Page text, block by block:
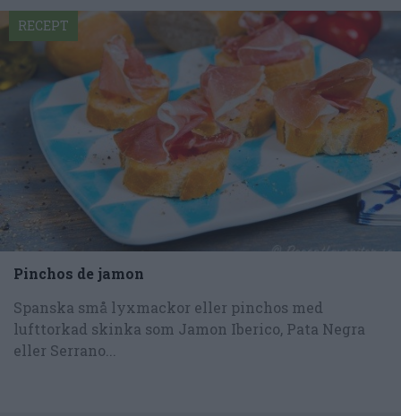
Pinchos de jamon
Spanska små lyxmackor eller pinchos med
lufttorkad skinka som Jamon Iberico, Pata Negra
eller Serrano...
RECEPT